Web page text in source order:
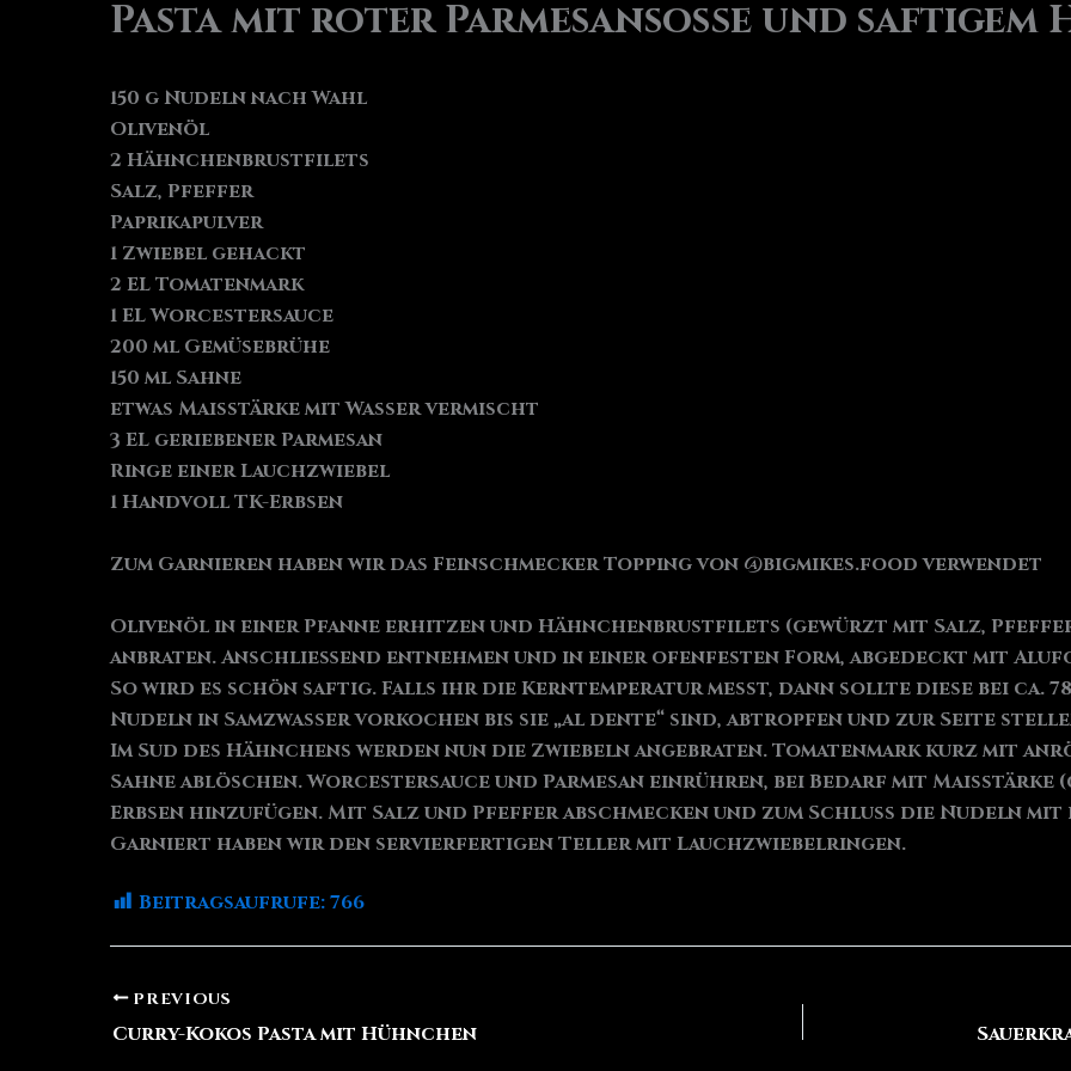
Pasta mit roter Parmesansoße und saftigem
150 g Nudeln nach Wahl
Olivenöl
2 Hähnchenbrustfilets
Salz, Pfeffer
Paprikapulver
1 Zwiebel gehackt
2 EL Tomatenmark
1 EL Worcestersauce
200 ml Gemüsebrühe
150 ml Sahne
etwas Maisstärke mit Wasser vermischt
3 EL geriebener Parmesan
Ringe einer Lauchzwiebel
1 Handvoll TK-Erbsen
Zum Garnieren haben wir das Feinschmecker Topping von @bigmikes.food verwendet
Olivenöl in einer Pfanne erhitzen und Hähnchenbrustfilets (gewürzt mit Salz,
anbraten. Anschließend entnehmen und in einer ofenfesten Form, abgedeckt mit
So wird es schön saftig. Falls ihr die Kerntemperatur messt, dann sollte diese bei ca.
Nudeln in Samzwasser vorkochen bis sie „al dente“ sind, abtropfen und zur Seite
Im Sud des Hähnchens werden nun die Zwiebeln angebraten. Tomatenmark kurz mit
Sahne ablöschen. Worcestersauce und Parmesan einrühren, bei Bedarf mit Maisstärke
Erbsen hinzufügen. Mit Salz und Pfeffer abschmecken und zum Schluss die Nudeln mit
Garniert haben wir den servierfertigen Teller mit Lauchzwiebelringen.
Beitragsaufrufe:766
PREVIOUS
Curry-Kokos Pasta mit Hühnchen